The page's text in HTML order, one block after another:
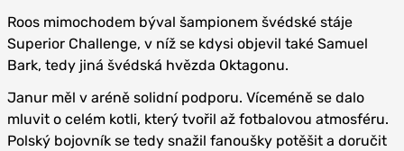
Roos mimochodem býval šampionem švédské stáje
Superior Challenge, v níž se kdysi objevil také Samuel
Bark, tedy jiná švédská hvězda Oktagonu.
Janur měl v aréně solidní podporu. Víceméně se dalo
mluvit o celém kotli, který tvořil až fotbalovou atmosféru.
Polský bojovník se tedy snažil fanoušky potěšit a doručit